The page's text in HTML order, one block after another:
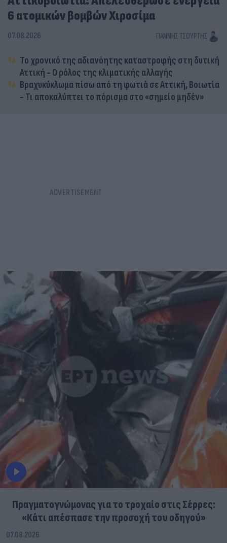
6 ατομικών βομβών Χιροσίμα
07.08.2026 ΓΙΆΝΝΗΣ ΤΣΟΎΡΤΗΣ
Το χρονικό της αδιανόητης καταστροφής στη δυτική
Αττική - Ο ρόλος της κλιματικής αλλαγής
Βραχυκύκλωμα πίσω από τη φωτιά σε Αττική, Βοιωτία
- Τι αποκαλύπτει το πόρισμα στο «σημείο μηδέν»
Πραγματογνώμονας για το τροχαίο στις Σέρρες:
«Κάτι απέσπασε την προσοχή του οδηγού»
07.08.2026